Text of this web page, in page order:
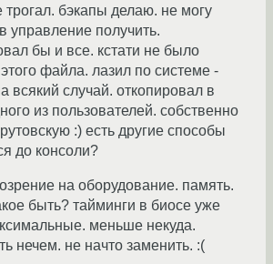
трогал. бэкапы делаю. не могу
управление получить.
бы и все. кстати не было
файла. лазил по системе -
всякий случай. откопировал в
из пользователей. собственно
:) есть другие способы
до консоли?
на оборудование. память.
быть? тайминги в биосе уже
меньше некуда.
нечем. не начто заменить. :(